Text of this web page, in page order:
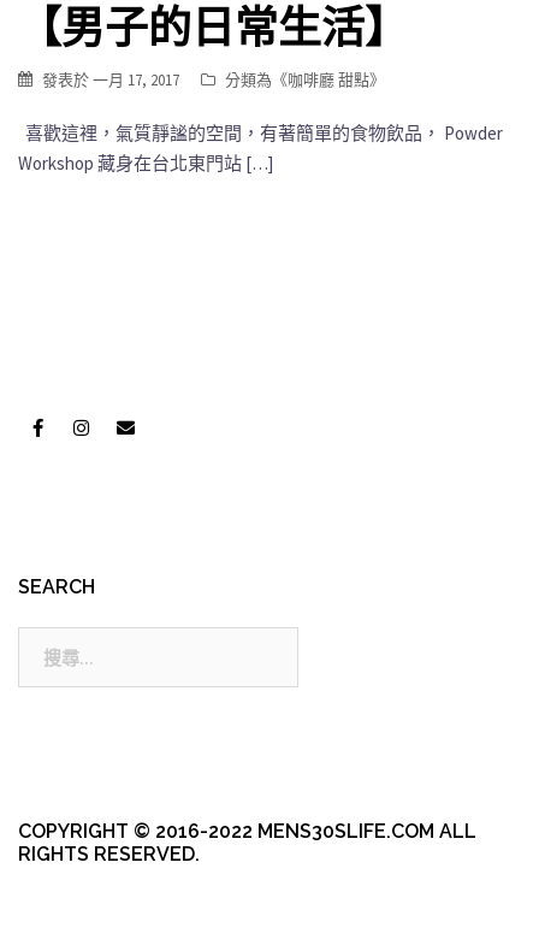
【男子的日常生活】
發表於一月 17, 2017 分類為《咖啡廳 甜點》
喜歡這裡，氣質靜謐的空間，有著簡單的食物飲品， Powder
Workshop 藏身在台北東門站 […]
SEARCH
COPYRIGHT © 2016-2022 MENS30SLIFE.COM ALL
RIGHTS RESERVED.